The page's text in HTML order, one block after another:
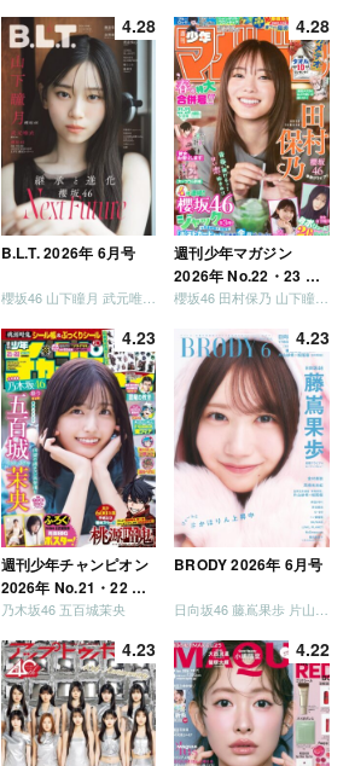
う」「ご褒美でロケし
ましょう」「フレンド
リーになりましょう」
「笑って卒業を祝いま
しょう」 [Blu-ray]
4.28
B.L.T. 2026年 6月号
櫻坂46 山下瞳月 武元唯衣 / 乃木坂46 海邉朱莉
4.28
週刊少年マガジン
2026年 No.22・23 合
併号
4.23
週刊少年チャンピオン
2026年 No.21・22 合
併号
乃木坂46 五百城茉央
4.23
BRODY 2026年 6月号
4.23 4.22